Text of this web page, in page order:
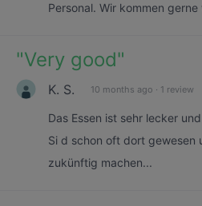
Personal. Wir kommen gerne
"Very good"
K. S. 10 months ago · 1 review
Das Essen ist sehr lecker
Si d schon oft dort gewesen
zukünftig machen...